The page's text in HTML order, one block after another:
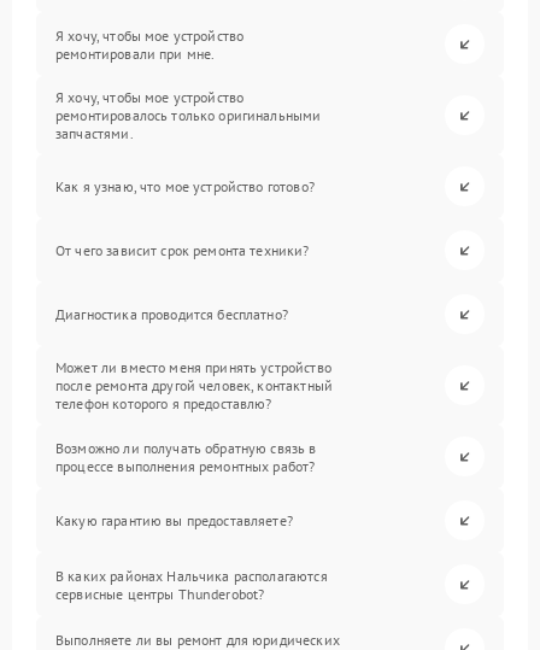
Я хочу, чтобы мое устройство
ремонтировали при мне.
Я хочу, чтобы мое устройство
ремонтировалось только оригинальными
запчастями.
Как я узнаю, что мое устройство готово?
От чего зависит срок ремонта техники?
Диагностика проводится бесплатно?
Может ли вместо меня принять устройство
после ремонта другой человек, контактный
телефон которого я предоставлю?
Возможно ли получать обратную связь в
процессе выполнения ремонтных работ?
Какую гарантию вы предоставляете?
В каких районах Нальчика располагаются
сервисные центры Thunderobot?
Выполняете ли вы ремонт для юридических